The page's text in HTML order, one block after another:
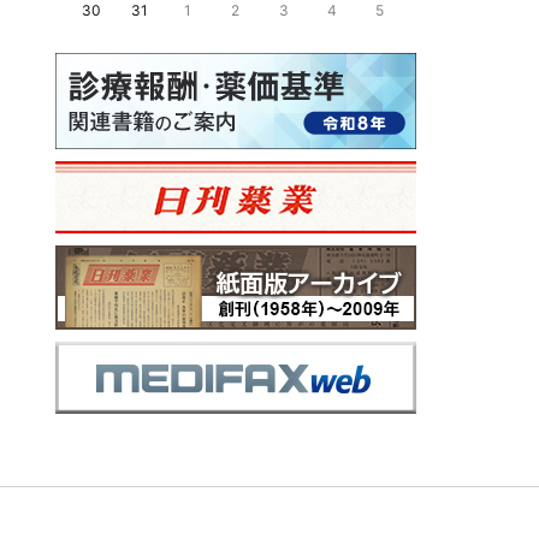
30
31 1 2 3 4 5